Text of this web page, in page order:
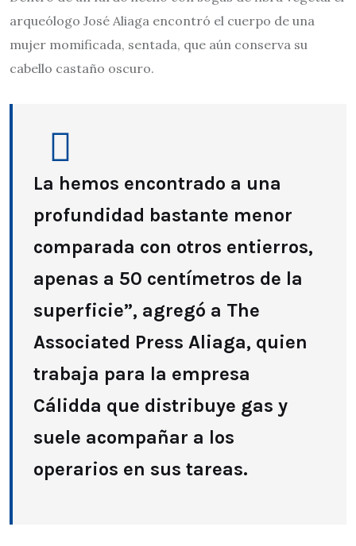
arqueólogo José Aliaga encontró el cuerpo de una
mujer momificada, sentada, que aún conserva su
cabello castaño oscuro.
La hemos encontrado a una
profundidad bastante menor
comparada con otros entierros,
apenas a 50 centímetros de la
superficie”, agregó a The
Associated Press Aliaga, quien
trabaja para la empresa
Cálidda que distribuye gas y
suele acompañar a los
operarios en sus tareas.